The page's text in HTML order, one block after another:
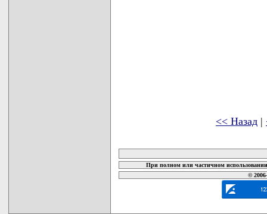
<< Назад |
При полном или частичном
©